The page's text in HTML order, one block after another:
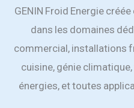
GENIN Froid Energie
dans les domaines
commercial, installations
cuisine, génie
énergies, et toutes